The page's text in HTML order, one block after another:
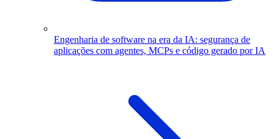
Engenharia de software na era da IA: segurança de
aplicações com agentes, MCPs e código gerado por IA